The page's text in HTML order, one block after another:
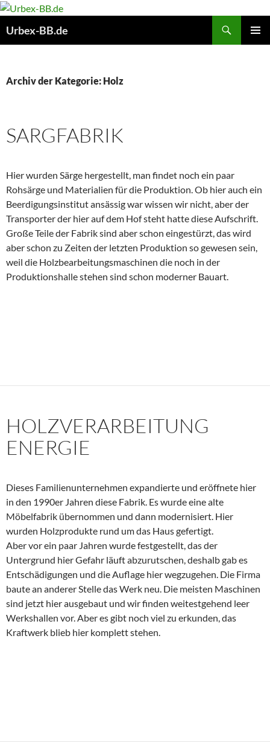
Urbex-BB.de
Archiv der Kategorie: Holz
SARGFABRIK
Hier wurden Särge hergestellt, man findet noch ein paar
Rohsärge und Materialien für die Produktion. Ob hier auch ein
Beerdigungsinstitut ansässig war wissen wir nicht, aber der
Transporter der hier auf dem Hof steht hatte diese Aufschrift.
Große Teile der Fabrik sind aber schon eingestürzt, das wird
aber schon zu Zeiten der letzten Produktion so gewesen sein,
weil die Holzbearbeitungsmaschinen die noch in der
Produktionshalle stehen sind schon moderner Bauart.
HOLZVERARBEITUNG
ENERGIE
Dieses Familienunternehmen expandierte und eröffnete hier
in den 1990er Jahren diese Fabrik. Es wurde eine alte
Möbelfabrik übernommen und dann modernisiert. Hier
wurden Holzprodukte rund um das Haus gefertigt.
Aber vor ein paar Jahren wurde festgestellt, das der
Untergrund hier Gefahr läuft abzurutschen, deshalb gab es
Entschädigungen und die Auflage hier wegzugehen. Die Firma
baute an anderer Stelle das Werk neu. Die meisten Maschinen
sind jetzt hier ausgebaut und wir finden weitestgehend leer
Werkshallen vor. Aber es gibt noch viel zu erkunden, das
Kraftwerk blieb hier komplett stehen.